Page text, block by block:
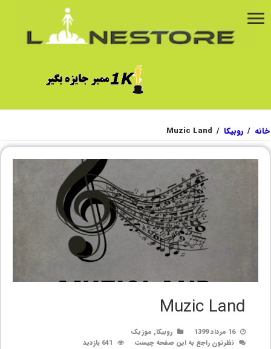
خانه / روبیکا /
Muzic Land
Muzic Land
16 مرداد 1399 روبیکا, موزیک
نظرتون راجع به این صفحه چیست
641 بازدید